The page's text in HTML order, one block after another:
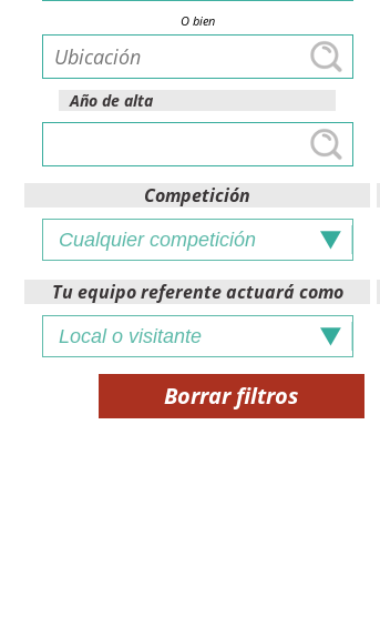
O bien
Año de alta
Competición
Tu equipo referente actuará como
Borrar filtros